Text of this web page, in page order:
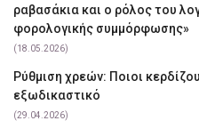
ραβασάκια και ο ρόλος του
φορολογικής συμμόρφωσης»
(18.05.2026)
Ρύθμιση χρεών: Ποιοι
εξωδικαστικό
(29.04.2026)